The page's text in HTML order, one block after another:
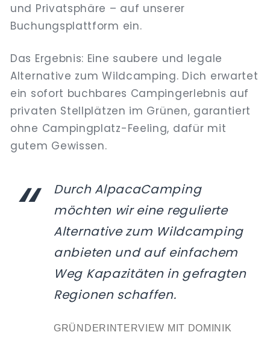
und Privatsphäre – auf unserer
Buchungsplattform ein.
Das Ergebnis: Eine saubere und legale
Alternative zum Wildcamping. Dich erwartet
ein sofort buchbares Campingerlebnis auf
privaten Stellplätzen im Grünen, garantiert
ohne Campingplatz-Feeling, dafür mit
gutem Gewissen.
Durch AlpacaCamping
möchten wir eine regulierte
Alternative zum Wildcamping
anbieten und auf einfachem
Weg Kapazitäten in gefragten
Regionen schaffen.
GRÜNDERINTERVIEW MIT DOMINIK